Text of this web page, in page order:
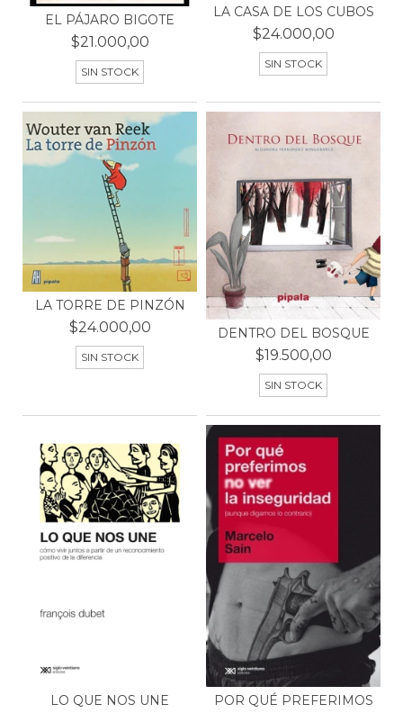
EL PÁJARO BIGOTE
$21.000,00
SIN STOCK
LA CASA DE LOS CUBOS
$24.000,00
SIN STOCK
LA TORRE DE PINZÓN
$24.000,00
SIN STOCK
DENTRO DEL BOSQUE
$19.500,00
SIN STOCK
LO QUE NOS UNE
POR QUÉ PREFERIMOS